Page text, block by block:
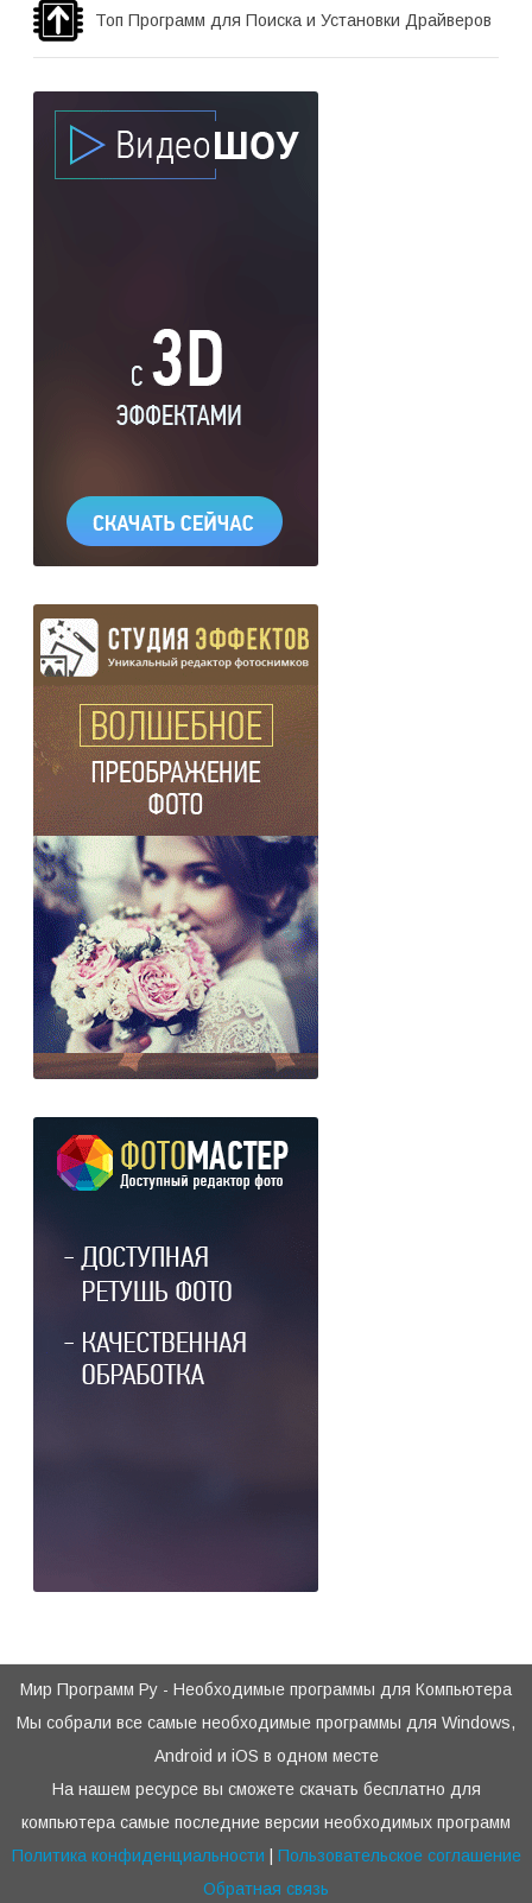
Топ Программ для Поиска и Установки Драйверов
Мир Программ Ру - Необходимые программы для Компьютера
Мы собрали все самые необходимые программы для Windows,
Android и iOS в одном месте
На нашем ресурсе вы сможете скачать бесплатно для
компьютера самые последние версии необходимых программ
Политика конфиденциальности
Пользовательское соглашение
Обратная связь